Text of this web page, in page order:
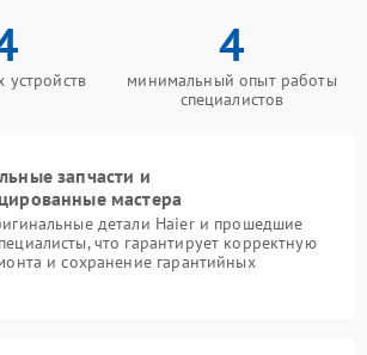
4
минимальный опыт работы
специалистов
запчасти и
мастера
детали Haier и прошедшие
что гарантирует корректную
и сохранение гарантийных